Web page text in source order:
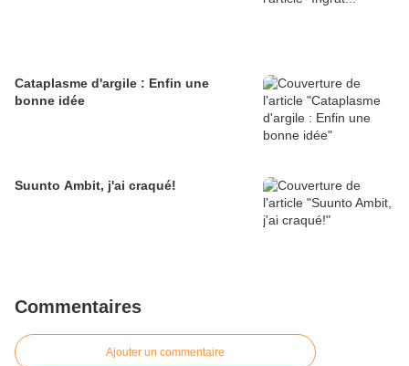
Cataplasme d'argile : Enfin une
bonne idée
Suunto Ambit, j'ai craqué!
Commentaires
Ajouter un commentaire